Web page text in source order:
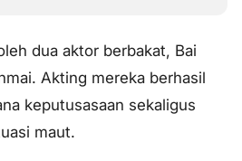
dua aktor berbakat, Bai
Akting mereka berhasil
keputusasaan sekaligus
maut.